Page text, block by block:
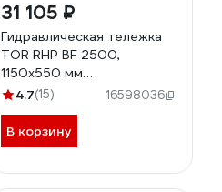
31 105 ₽
Гидравлическая тележка
TOR RHP BF 2500,
1150х550 мм
полиуретановые колеса
4.7(15) 16598036
В корзину